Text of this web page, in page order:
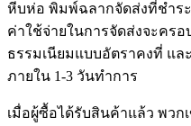
หีบห่อ พิมพ์ฉลากจัดส่งที่ชำร
ค่าใช้จ่ายในการจัดส่งจะคร
ธรรมเนียมแบบอัตราคงที่ แ
ภายใน 1-3 วันทำการ
เมื่อผู้ซื้อได้รับสินค้าแล้ว พวก